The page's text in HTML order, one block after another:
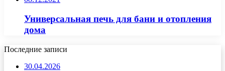
Универсальная печь для бани и отопления
дома
Последние записи
30.04.2026